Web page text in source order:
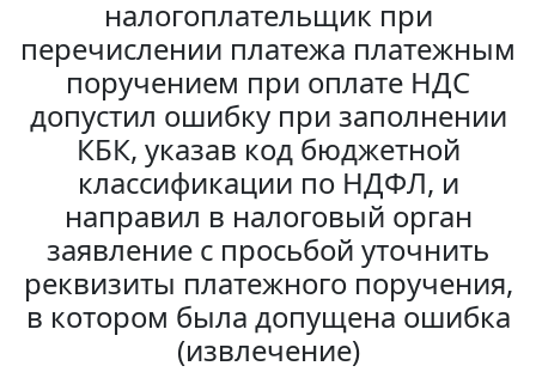
налогоплательщик при
перечислении платежа платежным
поручением при оплате НДС
допустил ошибку при заполнении
КБК, указав код бюджетной
классификации по НДФЛ, и
направил в налоговый орган
заявление с просьбой уточнить
реквизиты платежного поручения,
в котором была допущена ошибка
(извлечение)